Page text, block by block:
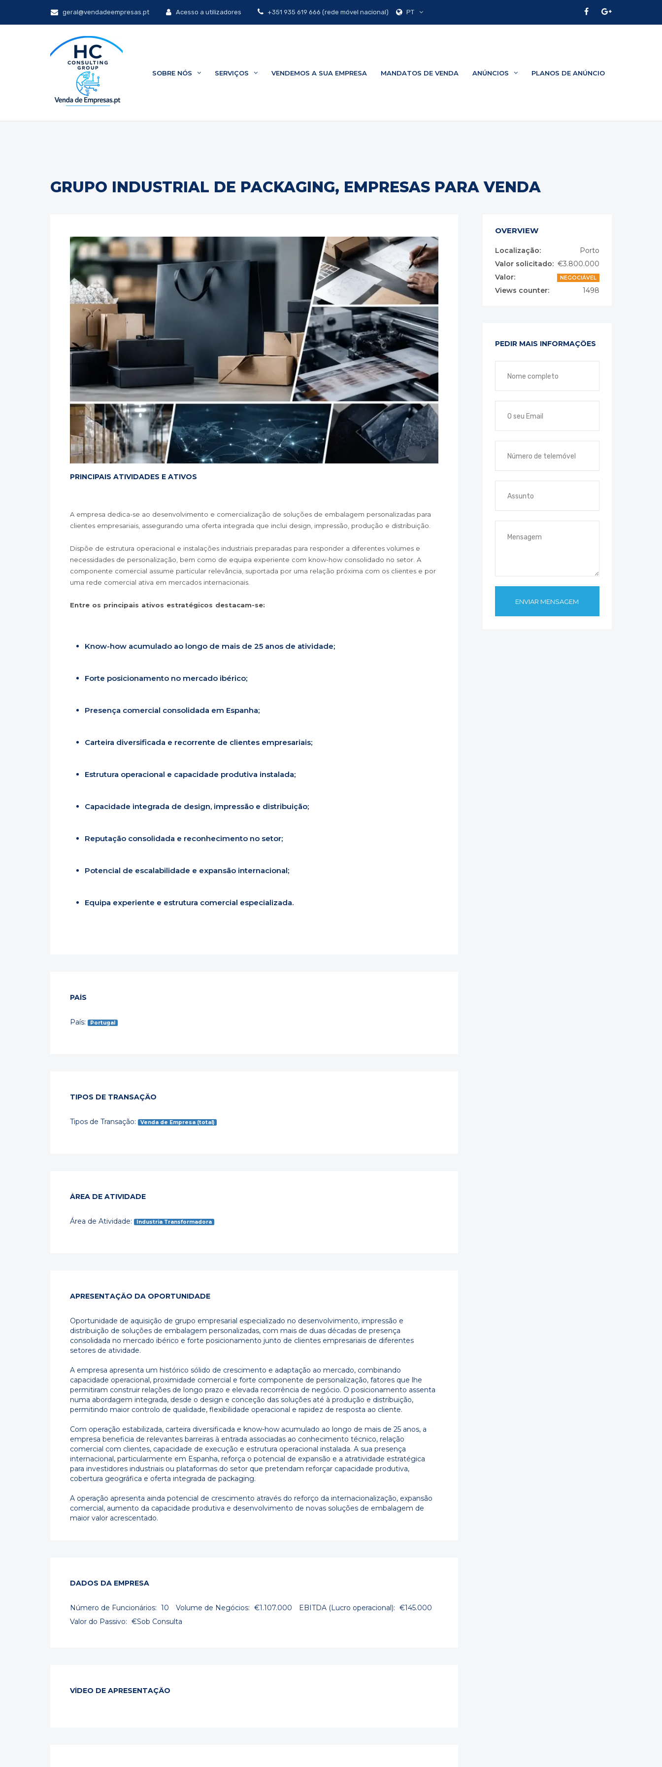
geral@vendadeempresas.pt Acesso a utilizadores PT
+351 935 619 666 (rede móvel nacional)
SOBRE NÓS SERVIÇOS VENDEMOS A SUA EMPRESA MANDATOS DE VENDA ANÚNCIOS PLANOS DE ANÚNCIO
GRUPO INDUSTRIAL DE PACKAGING, EMPRESAS PARA VENDA
PRINCIPAIS ATIVIDADES E ATIVOS
A empresa dedica-se ao desenvolvimento e comercialização de soluções de embalagem personalizadas para
clientes empresariais, assegurando uma oferta integrada que inclui design, impressão, produção e distribuição.
Dispõe de estrutura operacional e instalações industriais preparadas para responder a diferentes volumes e
necessidades de personalização, bem como de equipa experiente com know-how consolidado no setor. A
componente comercial assume particular relevância, suportada por uma relação próxima com os clientes e por
uma rede comercial ativa em mercados internacionais.
Entre os principais ativos estratégicos destacam-se:
Know-how acumulado ao longo de mais de 25 anos de atividade;
Forte posicionamento no mercado ibérico;
Presença comercial consolidada em Espanha;
Carteira diversificada e recorrente de clientes empresariais;
Estrutura operacional e capacidade produtiva instalada;
Capacidade integrada de design, impressão e distribuição;
Reputação consolidada e reconhecimento no setor;
Potencial de escalabilidade e expansão internacional;
Equipa experiente e estrutura comercial especializada.
PAÍS
País: Portugal
TIPOS DE TRANSAÇÃO
Tipos de Transação: Venda de Empresa (total)
ÁREA DE ATIVIDADE
Área de Atividade: Industria Transformadora
APRESENTAÇÃO DA OPORTUNIDADE
Oportunidade de aquisição de grupo empresarial especializado no desenvolvimento, impressão e
distribuição de soluções de embalagem personalizadas, com mais de duas décadas de presença
consolidada no mercado ibérico e forte posicionamento junto de clientes empresariais de diferentes
setores de atividade.
A empresa apresenta um histórico sólido de crescimento e adaptação ao mercado, combinando
capacidade operacional, proximidade comercial e forte componente de personalização, fatores que lhe
permitiram construir relações de longo prazo e elevada recorrência de negócio. O posicionamento assenta
numa abordagem integrada, desde o design e conceção das soluções até à produção e distribuição,
permitindo maior controlo de qualidade, flexibilidade operacional e rapidez de resposta ao cliente.
Com operação estabilizada, carteira diversificada e know-how acumulado ao longo de mais de 25 anos, a
empresa beneficia de relevantes barreiras à entrada associadas ao conhecimento técnico, relação
comercial com clientes, capacidade de execução e estrutura operacional instalada. A sua presença
internacional, particularmente em Espanha, reforça o potencial de expansão e a atratividade estratégica
para investidores industriais ou plataformas do setor que pretendam reforçar capacidade produtiva,
cobertura geográfica e oferta integrada de packaging.
A operação apresenta ainda potencial de crescimento através do reforço da internacionalização, expansão
comercial, aumento da capacidade produtiva e desenvolvimento de novas soluções de embalagem de
maior valor acrescentado.
DADOS DA EMPRESA
Número de Funcionários: 10 Volume de Negócios: €1.107.000 EBITDA (Lucro operacional): €145.000
Valor do Passivo: €Sob Consulta
VÍDEO DE APRESENTAÇÃO
OVERVIEW
Localização:
Porto
Valor solicitado: €3.800.000
Valor:
NEGOCIÁVEL
Views counter: 1498
PEDIR MAIS INFORMAÇÕES